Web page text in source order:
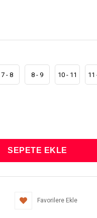
7 - 8 8 - 9 10 - 11 11
Favorilere Ekle